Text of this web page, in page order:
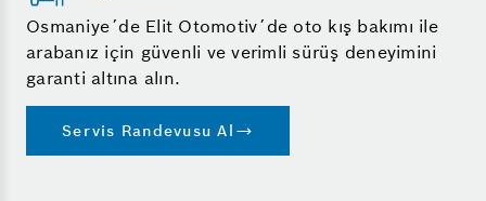
Osmaniye´de Elit Otomotiv´de oto kış bakımı ile
arabanız için güvenli ve verimli sürüş deneyimini
garanti altına alın.
Servis Randevusu Al